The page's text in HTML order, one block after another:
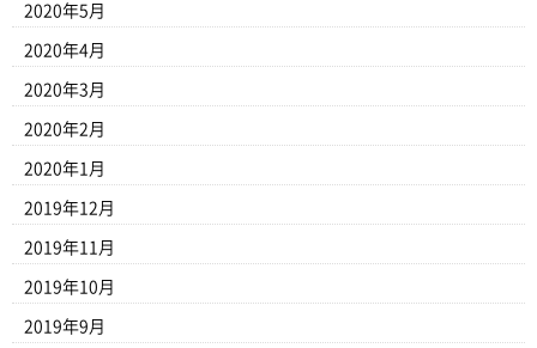
2020年5月
2020年4月
2020年3月
2020年2月
2020年1月
2019年12月
2019年11月
2019年10月
2019年9月